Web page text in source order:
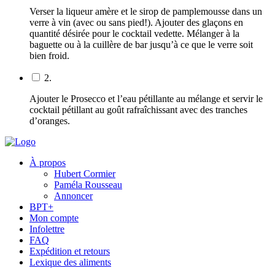
Verser la liqueur amère et le sirop de pamplemousse dans un
verre à vin (avec ou sans pied!). Ajouter des glaçons en
quantité désirée pour le cocktail vedette. Mélanger à la
baguette ou à la cuillère de bar jusqu’à ce que le verre soit
bien froid.
2.
Ajouter le Prosecco et l’eau pétillante au mélange et servir le
cocktail pétillant au goût rafraîchissant avec des tranches
d’oranges.
À propos
Hubert Cormier
Paméla Rousseau
Annoncer
BPT+
Mon compte
Infolettre
FAQ
Expédition et retours
Lexique des aliments